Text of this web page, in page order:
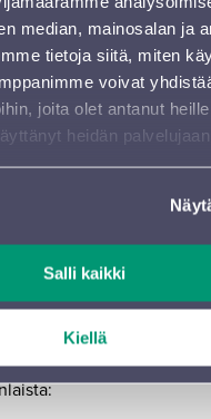
median, mainosalan ja
tietoja siitä, miten
voivat
joita olet antanut
heidän palvelujaan.
Salli kaikki
Kiellä
Arcticuksella, vuonna
solistina esiintyvät
Cantus Arcticuksen
myötä hän alkoi
suomalaissinfonikkona
Lintua kiehtoo
syntyivät aina uuteen
edes selvää